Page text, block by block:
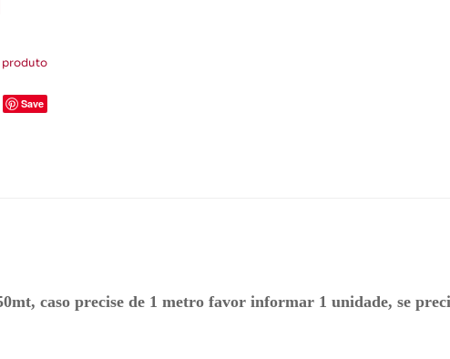
produto
Save
caso precise de 1 metro favor informar 1 unidade, se